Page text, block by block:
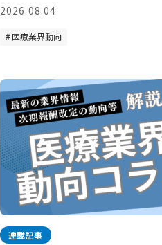
2026.08.04
医療業界動向
連載記事